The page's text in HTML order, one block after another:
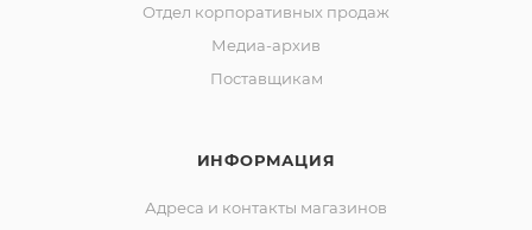
Отдел корпоративных продаж
Медиа-архив
Поставщикам
ИНФОРМАЦИЯ
Адреса и контакты магазинов